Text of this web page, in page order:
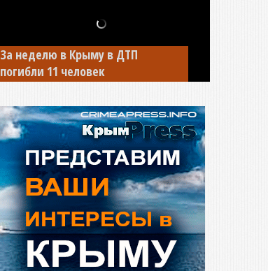
За неделю в Крыму в ДТП
погибли 11 человек